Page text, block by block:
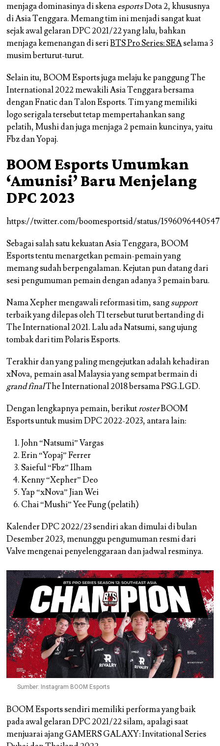
menjaga dominasinya di skenaesportsDota 2, khususnya
di Asia Tenggara. Memang tim ini menjadi sangat kuat
sejak awal gelaran DPC 2021/22 yang lalu, bahkan
menjaga kemenangan di seriBTS Pro Series: SEAselama 3
musim berturut-turut.
Selain itu, BOOM Esports juga melaju ke panggung The
International 2022 mewakili Asia Tenggara bersama
dengan Fnatic dan Talon Esports. Tim yang memiliki
logo serigala tersebut tetap mempertahankan sang
pelatih, Mushi dan juga menjaga 2 pemain kuncinya, yaitu
Fbz dan Yopaj.
BOOM Esports Umumkan
‘Amunisi’ Baru Menjelang
DPC 2023
https://twitter.com/boomesportsid/status/
Sebagai salah satu kekuatan Asia Tenggara, BOOM
Esports tentu menargetkan pemain-pemain yang
memang sudah berpengalaman. Kejutan pun datang dari
sesi pengumuman pemain dengan adanya 3 pemain baru.
Nama Xepher mengawali reformasi tim, sangsupport
terbaik yang dilepas oleh T1 tersebut turut bertanding di
The International 2021. Lalu ada Natsumi, sang ujung
tombak dari tim Polaris Esports.
Terakhir dan yang paling mengejutkan adalah kehadiran
xNova, pemain asal Malaysia yang sempat bermain di
grand finalThe International 2018 bersama PSG.LGD.
Dengan lengkapnya pemain, berikutrosterBOOM
Esports untuk musim DPC 2022-2023, antara lain:
John“Natsumi”Vargas
Erin“Yopaj”Ferrer
Saieful“Fbz”Ilham
Kenny“Xepher”Deo
Yap“xNova”Jian Wei
Chai“Mushi”Yee Fung (pelatih)
Kalender DPC 2022/23 sendiri akan dimulai di bulan
Desember 2023, menunggu pengumuman resmi dari
Valve mengenai penyelenggaraan dan jadwal resminya.
Sumber: Instagram BOOM Esports
BOOM Esports sendiri memiliki performa yang baik
pada awal gelaran DPC 2021/22 silam, apalagi saat
menjuarai ajang GAMERS GALAXY: Invitational Series